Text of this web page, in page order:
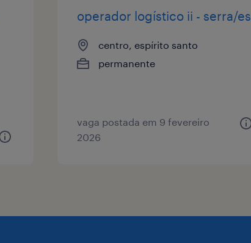
operador logístico ii - serra/es
centro, espírito santo
permanente
vaga postada em 9 fevereiro
2026